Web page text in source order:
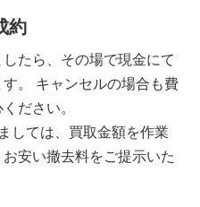
約
たら、その場で現金にて
。 キャンセルの場合も費
ださい。
しては、買取金額を作業
安い撤去料をご提示いた